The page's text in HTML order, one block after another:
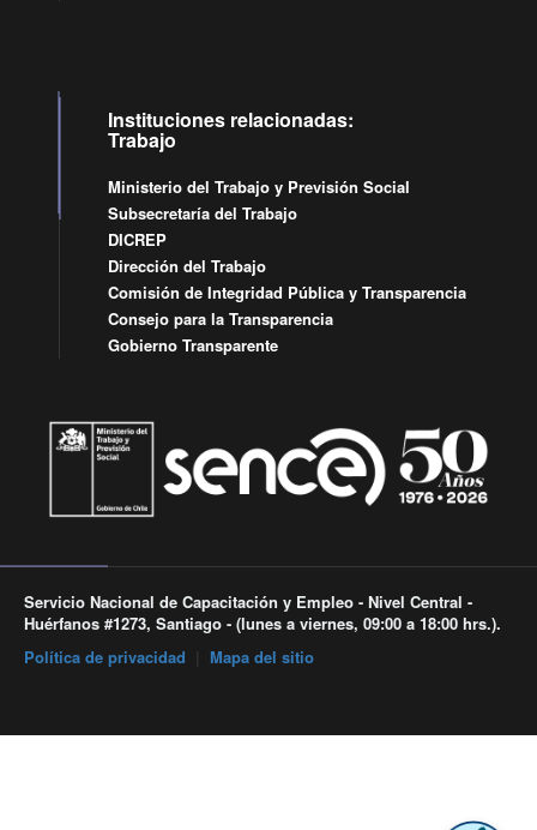
Instituciones relacionadas:
Trabajo
Ministerio del Trabajo y Previsión Social
Subsecretaría del Trabajo
DICREP
Dirección del Trabajo
Comisión de Integridad Pública y Transparencia
Consejo para la Transparencia
Gobierno Transparente
Servicio Nacional de Capacitación y Empleo - Nivel Central -
Huérfanos #1273, Santiago - (lunes a viernes, 09:00 a 18:00 hrs.).
Política de privacidad
Mapa del sitio